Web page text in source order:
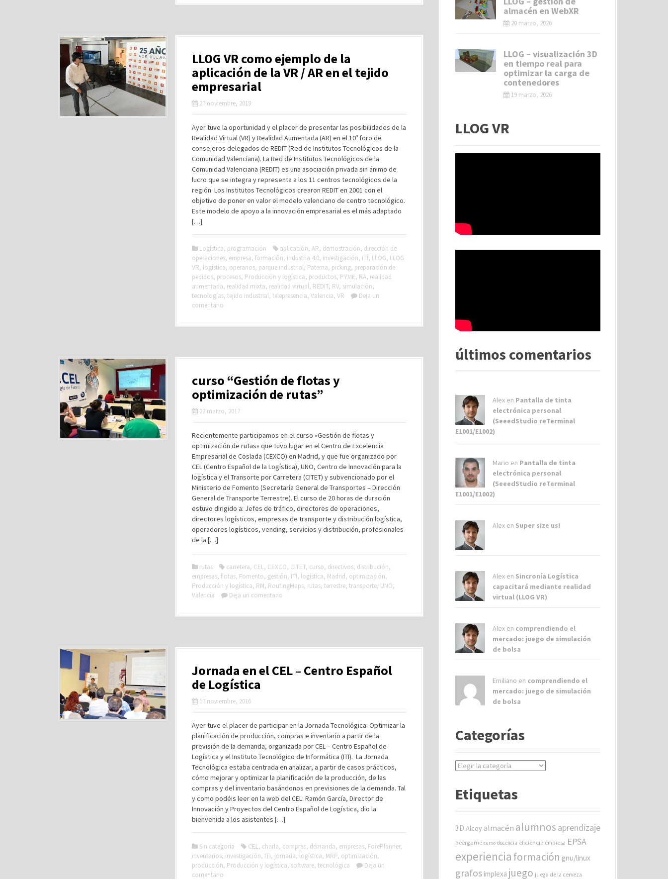
LLOG VR como ejemplo de la
aplicación de la VR / AR en el tejido
empresarial
27 noviembre, 2019
Ayer tuve la oportunidad y el placer de presentar las posibilidades de la
Realidad Virtual (VR) y Realidad Aumentada (AR) en el 10º foro de
consejeros delegados de REDIT (Red de Institutos Tecnológicos de la
Comunidad Valenciana). La Red de Institutos Tecnológicos de la
Comunidad Valenciana (REDIT) es una asociación privada sin ánimo de
lucro que se integra y representa a los 11 centros tecnológicos de la
región. Los Institutos Tecnológicos crearon REDIT en 2001 con el
objetivo de poner en valor el modelo valenciano de centro tecnológico.
Este modelo de apoyo a la innovación empresarial es el más adaptado
[…]
Logística, programación aplicación, AR, demostración, dirección de
operaciones, empresa, formación, industria 4.0, investigación, ITI, LLOG, LLOG
VR, logística, operarios, parque industrial, Paterna, picking, preparación de
pedidos, procesos, Producción y logística, productos, PYME, RA, realidad
aumentada, realidad mixta, realidad virtual, REDIT, RV, simulación,
tecnologías, tejido industrial, telepresencia, Valencia, VR
Deja un
comentario
curso “Gestión de flotas y
optimización de rutas”
22 marzo, 2017
Recientemente participamos en el curso «Gestión de flotas y
optimización de rutas» que tuvo lugar en el Centro de Excelencia
Empresarial de Coslada (CEXCO) en Madrid, y que fue organizado por
CEL (Centro Español de la Logística), UNO, Centro de Innovación para la
logística y el Transorte por Carretera (CITET) y subvencionado por el
Ministerio de Fomento (Secretaría General de Transportes – Dirección
General de Transporte Terrestre). El curso de 20 horas de duración
estuvo dirigido a: Jefes de tráfico, directores de operaciones,
directores logísticos, empresas de transporte y distribución logística,
operadores logísticos, vending, servicios y distribución, profesionales
de la […]
rutas carretera, CEL, CEXCO, CITET, curso, directivos, distribución,
empresas, flotas, Fomento, gestión, ITI, logística, Madrid, optimización,
Producción y logística, RM, RoutingMaps, rutas, terrestre, transporte, UNO,
Valencia
Deja un comentario
Jornada en el CEL – Centro Español
de Logística
17 noviembre, 2016
Ayer tuve el placer de participar en la Jornada Tecnológica: Optimizar la
planificación de producción, compras e inventario a partir de la
previsión de la demanda, organizada por CEL – Centro Español de
Logística y el Instituto Tecnológico de Informática (ITI). La Jornada
Tecnológica estaba centrada en analizar, a partir de casos prácticos,
cómo mejorar y optimizar la planificación de la producción, de las
compras y del inventario basándonos en previsiones de la demanda. Tal
y como podéis leer en la web del CEL: Ramón García, Director de
Innovación y Proyectos del Centro Español de Logística, dio la
bienvenida a los asistentes […]
Sin categoría CEL, charla, compras, demanda, empresas, ForePlanner,
inventarios, investigación, ITI, jornada, logística, MRP, optimización,
producción, Producción y logística, software, tecnológica
Deja un
comentario
almacén en WebXR
20 marzo, 2026
LLOG – visualización 3D
en tiempo real para
optimizar la carga de
contenedores
19 marzo, 2026
LLOG VR
últimos comentarios
Alex en Pantalla de tinta
electrónica personal
(SeeedStudio reTerminal
E1001/E1002)
Mario en Pantalla de tinta
electrónica personal
(SeeedStudio reTerminal
E1001/E1002)
Alex en Super size us!
Alex en Sincronía Logística
capacitará mediante realidad
virtual (LLOG VR)
Alex en comprendiendo el
mercado: juego de simulación
de bolsa
Emiliano en comprendiendo el
mercado: juego de simulación
de bolsa
Categorías
C
e
r
s
Etiquetas
3D Alcoy almacén alumnos aprendizaje
beergame curso docencia eficiencia empresa EPSA
experiencia formación gnu/linux
grafos implexa juego juego de la cerveza